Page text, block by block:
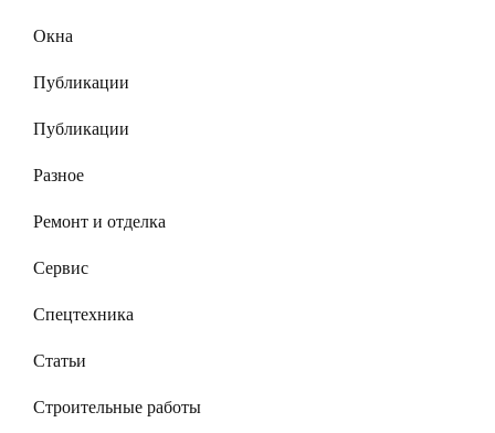
Окна
Публикации
Публикации
Разное
Ремонт и отделка
Сервис
Спецтехника
Статьи
Строительные работы